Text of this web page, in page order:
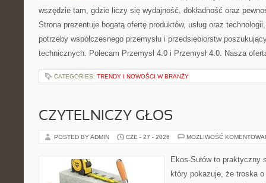
wszędzie tam, gdzie liczy się wydajność, dokładność oraz
Strona prezentuje bogatą ofertę produktów, usług oraz
potrzeby współczesnego przemysłu i przedsiębiorstw
technicznych. Polecam Przemysł 4.0 i Przemysł 4.0. Nasza
CATEGORIES: TRENDY I NOWOŚCI W BRANŻY
CZYTELNICZY GŁOS
POSTED BY ADMIN CZE - 27 - 2026 MOŻLIWOŚĆ
Ekos-Sułów to praktyczny
który pokazuje, że troska